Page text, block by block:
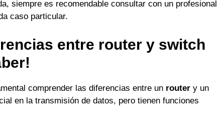
siempre es recomendable consultar con un profesional
caso particular.
entre router y switch
comprender las diferencias entre un router y un
en la transmisión de datos, pero tienen funciones